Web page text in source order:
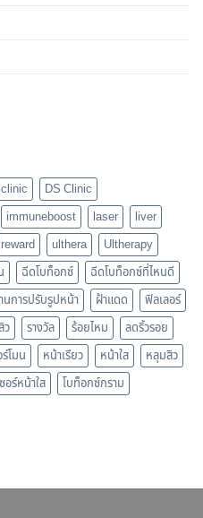
DS Clinic
immuneboost laser
liver
reward ulthera
Ultherapy
ฉีดโบท็อกซ์
ฉีดโบท็อกซ์ที่ไหนดี
การปรับรูปหน้า ฝ้าแดด
ฟิลเลอร์
ว รางวัล ร้อยไหม
ลดริ้วรอย
โมน หน้าเรียว หน้าใส
หลุมสิว
อร์หน้าใส โบท็อกซ์กราม